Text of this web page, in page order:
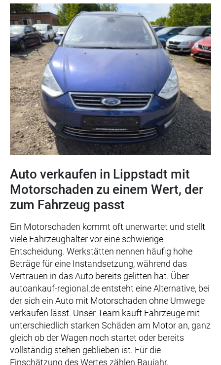
Auto verkaufen in Lippstadt mit
Motorschaden zu einem Wert, der
zum Fahrzeug passt
Ein Motorschaden kommt oft unerwartet und stellt
viele Fahrzeughalter vor eine schwierige
Entscheidung. Werkstätten nennen häufig hohe
Beträge für eine Instandsetzung, während das
Vertrauen in das Auto bereits gelitten hat. Über
autoankauf-regional.de entsteht eine Alternative, bei
der sich ein Auto mit Motorschaden ohne Umwege
verkaufen lässt. Unser Team kauft Fahrzeuge mit
unterschiedlich starken Schäden am Motor an, ganz
gleich ob der Wagen noch startet oder bereits
vollständig stehen geblieben ist. Für die
Einschätzung des Wertes zählen Baujahr,